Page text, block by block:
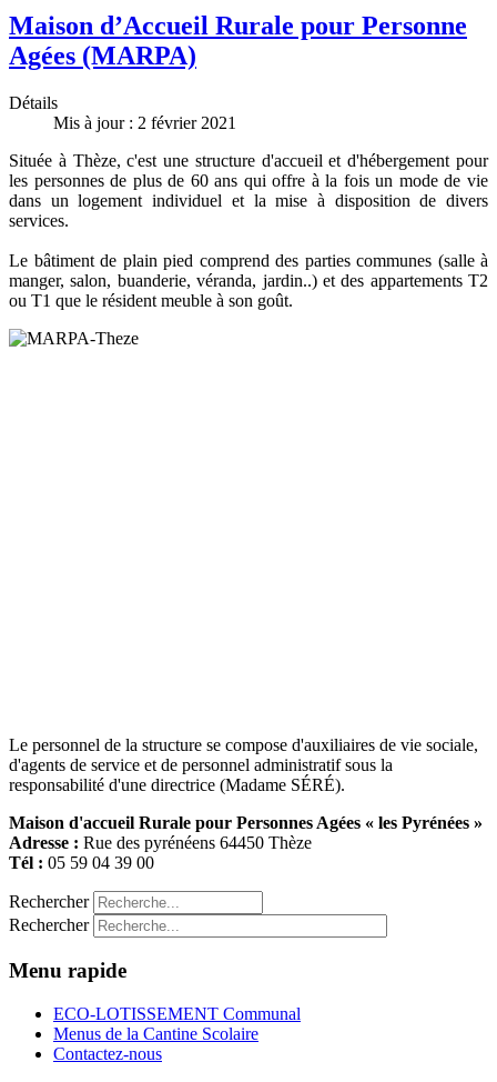
Maison d’Accueil Rurale pour Personne
Agées (MARPA)
Détails
Mis à jour : 2 février 2021
Située à Thèze, c'est une structure d'accueil et d'hébergement pour
les personnes de plus de 60 ans qui offre à la fois un mode de vie
dans un logement individuel et la mise à disposition de divers
services.
Le bâtiment de plain pied comprend des parties communes (salle à
manger, salon, buanderie, véranda, jardin..) et des appartements T2
ou T1 que le résident meuble à son goût.
Le personnel de la structure se compose d'auxiliaires de vie sociale,
d'agents de service et de personnel administratif sous la
responsabilité d'une directrice (Madame SÉRÉ).
Maison d'accueil Rurale pour Personnes Agées « les Pyrénées »
Adresse : Rue des pyrénéens 64450 Thèze
Tél : 05 59 04 39 00
Rechercher
Rechercher
Menu rapide
ECO-LOTISSEMENT Communal
Menus de la Cantine Scolaire
Contactez-nous